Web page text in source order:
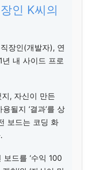
인 K씨의
장인(개발자), 연
내 사이드 프로
, 자신이 만든
될지 ‘결과’를 상
보드는 코딩 화
보드를 ‘수익 100